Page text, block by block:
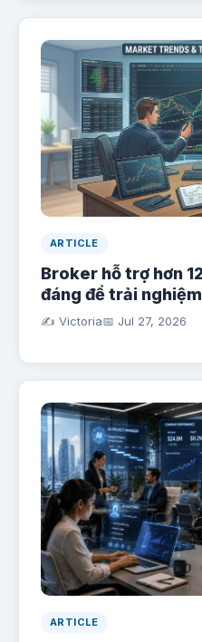
ARTICLE
Broker hỗ trợ hơn
đáng để trải
✍️ Victoria📅 Jul 27, 2026
ARTICLE